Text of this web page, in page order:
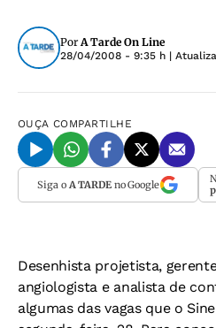
PorA Tarde On Line
28/04/2008 - 9:35 h |
OUÇA COMPARTILHE
Siga o A TARDEno Google
Desenhista projetista,
angiologista e analista de
algumas das vagas que o